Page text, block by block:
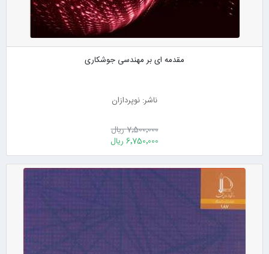
مقدمه ای بر مهندسی جوشکاری
ناشر: نوپردازان
7٬500٬000 ریال
6٬750٬000 ریال